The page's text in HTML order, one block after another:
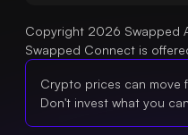
Copyright 2026 Swapped
Swapped Connect is
Crypto prices can move
Don't invest what you